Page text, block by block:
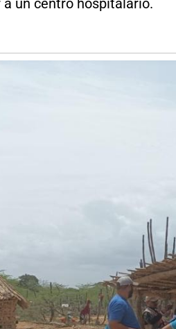
un centro hospitalario.